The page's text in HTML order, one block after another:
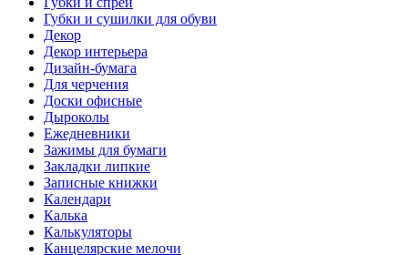
Губки и сушилки для обуви
Декор
Декор интерьера
Дизайн-бумага
Для черчения
Доски офисные
Дыроколы
Ежедневники
Зажимы для бумаги
Закладки липкие
Записные книжки
Календари
Калька
Калькуляторы
Канцелярские мелочи